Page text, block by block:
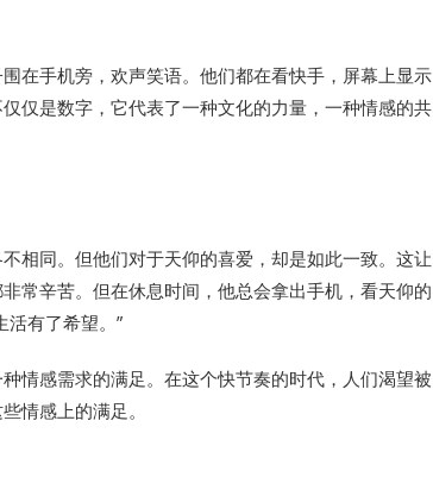
在手机旁，欢声笑语。他们都在看快手，屏幕上显示
仅是数字，它代表了一种文化的力量，一种情感的共
相同。但他们对于天仰的喜爱，却是如此一致。这让
常辛苦。但在休息时间，他总会拿出手机，看天仰的
活有了希望。”
情感需求的满足。在这个快节奏的时代，人们渴望被
情感上的满足。